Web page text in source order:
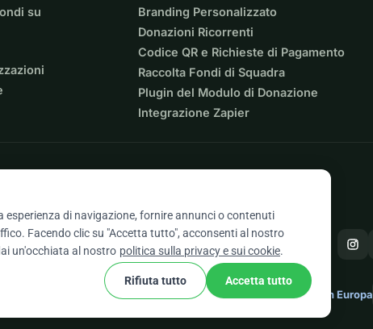
su
Branding Personalizzato
Donazioni Ricorrenti
Codice QR e Richieste di Pagamento
Raccolta Fondi di Squadra
Plugin del Modulo di Donazione
Integrazione Zapier
Cookie Fatto in Europa
esperienza di navigazione, fornire annunci o contenuti
Facendo clic su "Accetta tutto", acconsenti al nostro
un'occhiata al nostro politica sulla privacy e sui cookie.
Rifiuta tutto Accetta tutto